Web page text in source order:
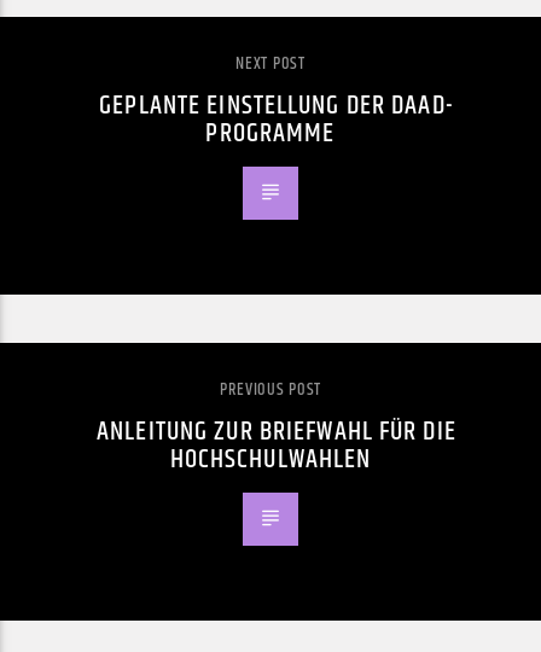
NEXT POST
GEPLANTE EINSTELLUNG DER DAAD-
PROGRAMME
PREVIOUS POST
ANLEITUNG ZUR BRIEFWAHL FÜR DIE
HOCHSCHULWAHLEN